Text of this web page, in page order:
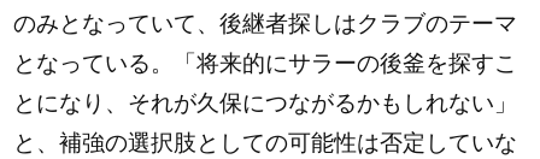
のみとなっていて、後継者探しはクラブのテーマ
となっている。「将来的にサラーの後釜を探すこ
とになり、それが久保につながるかもしれない」
と、補強の選択肢としての可能性は否定していな